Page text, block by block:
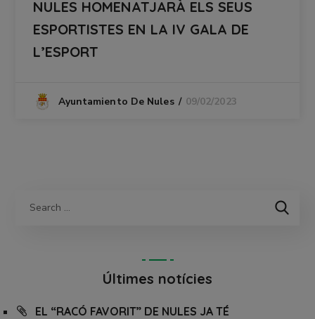
NULES HOMENATJARÀ ELS SEUS
ESPORTISTES EN LA IV GALA DE
L’ESPORT
Ayuntamiento De Nules 09/02/2023
Últimes notícies
EL “RACÓ FAVORIT” DE NULES JA TÉ